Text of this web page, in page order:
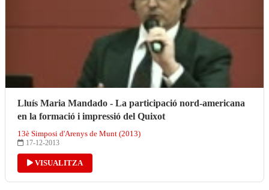
Lluís Maria Mandado - La participació nord-americana
en la formació i impressió del Quixot
13è Simposi d'Arenys de Munt (2013)
17-12-2013
VISUALITZA